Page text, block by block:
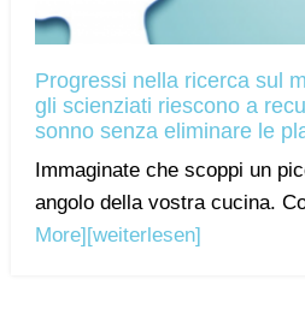
Progressi nella ricerca sul
gli scienziati riescono a
sonno senza eliminare le
Immaginate che scoppi un
angolo della vostra cucina.
More][weiterlesen]